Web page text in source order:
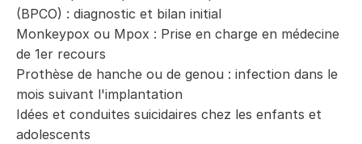
(BPCO) : diagnostic et bilan initial
Monkeypox ou Mpox : Prise en charge en médecine
de 1er recours
Prothèse de hanche ou de genou : infection dans le
mois suivant l'implantation
Idées et conduites suicidaires chez les enfants et
adolescents